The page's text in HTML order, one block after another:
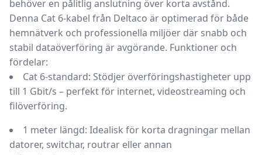
behöver en pålitlig anslutning över korta avstånd.
Denna Cat 6-kabel från Deltaco är optimerad för både
hemnätverk och professionella miljöer där snabb och
stabil dataöverföring är avgörande. Funktioner och
fördelar:
Cat 6-standard: Stödjer överföringshastigheter upp
till 1 Gbit/s – perfekt för internet, videostreaming och
filöverföring.
1 meter längd: Idealisk för korta dragningar mellan
datorer, switchar, routrar eller annan